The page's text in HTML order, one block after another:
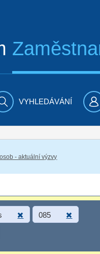
VYHLEDÁVÁNÍ
- aktuální výzvy
085